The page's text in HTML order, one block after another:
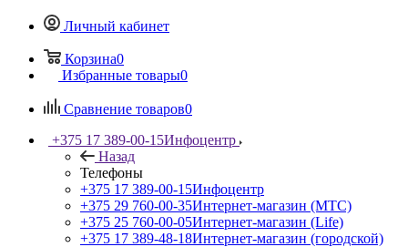
Личный кабинет
Корзина0
Избранные товары0
Сравнение товаров0
+375 17 389-00-15Инфоцентр
Назад
Телефоны
+375 17 389-00-15Инфоцентр
+375 29 760-00-35Интернет-магазин (МТС)
+375 25 760-00-05Интернет-магазин (Life)
+375 17 389-48-18Интернет-магазин (городской)